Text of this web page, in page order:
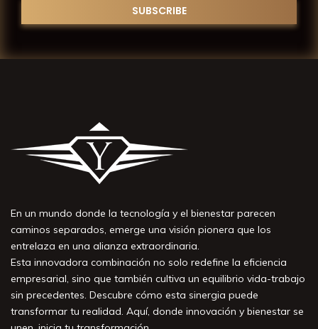
En un mundo donde la tecnología y el bienestar parecen
caminos separados, emerge una visión pionera que los
entrelaza en una alianza extraordinaria.
Esta innovadora combinación no solo redefine la eficiencia
empresarial, sino que también cultiva un equilibrio vida-trabajo
sin precedentes. Descubre cómo esta sinergia puede
transformar tu realidad. Aquí, donde innovación y bienestar se